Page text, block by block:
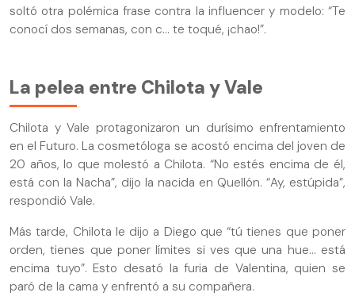
soltó otra polémica frase contra la influencer y modelo: “Te
conocí dos semanas, con c… te toqué, ¡chao!”.
La pelea entre Chilota y Vale
Chilota y Vale protagonizaron un durísimo enfrentamiento
en el Futuro. La cosmetóloga se acostó encima del joven de
20 años, lo que molestó a Chilota. “No estés encima de él,
está con la Nacha”, dijo la nacida en Quellón. “Ay, estúpida”,
respondió Vale.
Más tarde, Chilota le dijo a Diego que “tú tienes que poner
orden, tienes que poner límites si ves que una hue… está
encima tuyo”. Esto desató la furia de Valentina, quien se
paró de la cama y enfrentó a su compañera.